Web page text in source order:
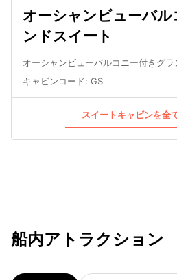
オーシャンビューバル
ンドスイート
オーシャンビューバルコニー付きグラ
キャビンコード: GS
スイートキャビンを全
船内アトラクション